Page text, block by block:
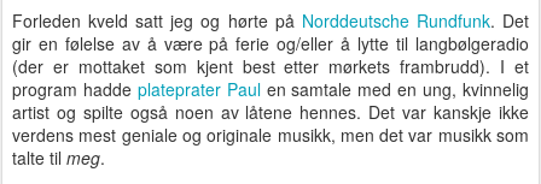
Forleden kveld satt jeg og hørte på Norddeutsche Rundfunk. Det
gir en følelse av å være på ferie og/eller å lytte til langbølgeradio
(der er mottaket som kjent best etter mørkets frambrudd). I et
program hadde plateprater Paulen samtale med en ung, kvinnelig
artist og spilte også noen av låtene hennes. Det var kanskje ikke
verdens mest geniale og originale musikk, men det var musikk som
talte til meg.